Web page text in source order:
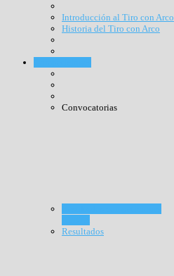
Introducción al Tiro con Arco
Historia del Tiro con Arco
Convocatorias
Resultados